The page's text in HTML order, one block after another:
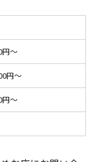
円〜
円〜
円〜